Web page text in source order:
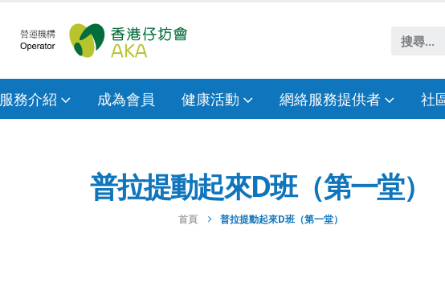
服務介紹 成為會員 健康活動 網絡服務提供者 社
普拉提動起來D班（第一堂）
首頁 普拉提動起來D班（第一堂）